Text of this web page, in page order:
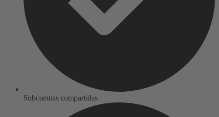
Subcuentas compartidas